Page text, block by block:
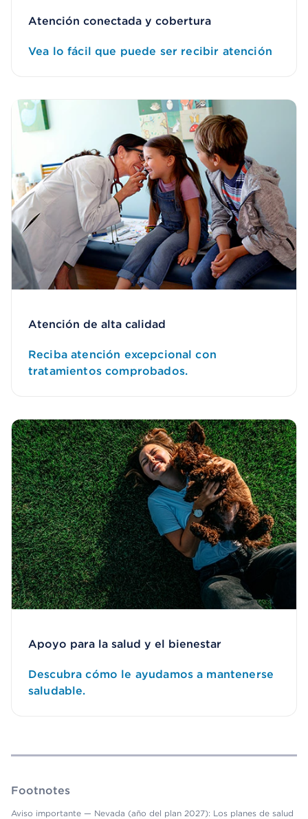
Atención conectada y cobertura
Vea lo fácil que puede ser recibir atención
Atención de alta calidad
Reciba atención excepcional con
tratamientos comprobados.
Apoyo para la salud y el bienestar
Descubra cómo le ayudamos a mantenerse
saludable.
Footnotes
Aviso importante — Nevada (año del plan 2027): Los planes de salud